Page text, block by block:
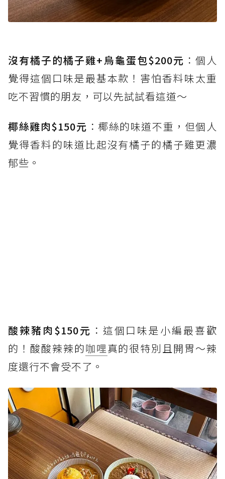
沒有橘子的橘子雞+烏龜蛋包$200元 ：個人
覺得這個口味是最基本款！害怕香料味太重
吃不習慣的朋友，可以先試試看這道～
椰絲雞肉$150元 ：椰絲的味道不重，但個人
覺得香料的味道比起沒有橘子的橘子雞更濃
郁些。
酸辣豬肉$150元 ：這個口味是小編最喜歡
的！酸酸辣辣的咖哩真的很特別且開胃～辣
度還行不會受不了。